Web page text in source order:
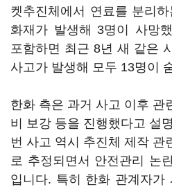
켓추진체에서 연료를 분리
화재가 발생해 3명이 사망
포함하면 최근 8년 새 같은
사고가 발생해 모두 13명이
한화 측은 과거 사고 이후 관
비 보강 등을 진행했다고 설
번 사고 역시 추진체 제작 관
로 추정되면서 안전관리 논
입니다. 특히 한화 관계자가